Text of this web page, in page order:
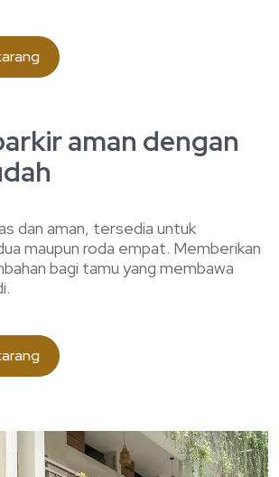
aman dengan
dan aman, tersedia untuk
maupun roda empat. Memberikan
bagi tamu yang membawa